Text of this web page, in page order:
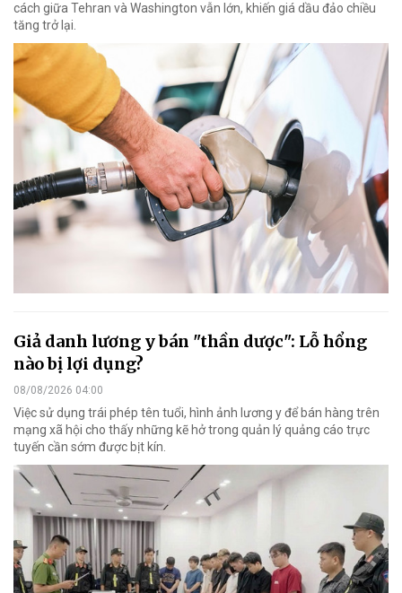
cách giữa Tehran và Washington vẫn lớn, khiến giá dầu đảo chiều
tăng trở lại.
Giả danh lương y bán "thần dược": Lỗ hổng
nào bị lợi dụng?
08/08/2026 04:00
Việc sử dụng trái phép tên tuổi, hình ảnh lương y để bán hàng trên
mạng xã hội cho thấy những kẽ hở trong quản lý quảng cáo trực
tuyến cần sớm được bịt kín.